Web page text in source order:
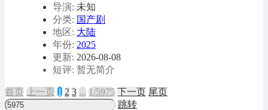
导演: 未知
分类: 国产剧
地区: 大陆
年份: 2025
更新: 2026-08-08
短评: 暂无简介
首页 上一页 1 2 3 ... 1/5975 下一页 尾页
跳转